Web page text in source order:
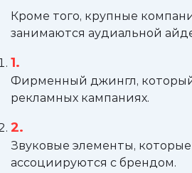
Кроме того, крупные
занимаются аудиальной
Фирменный джингл, который
рекламных кампаниях.
Звуковые элементы,
ассоциируются с брендом.